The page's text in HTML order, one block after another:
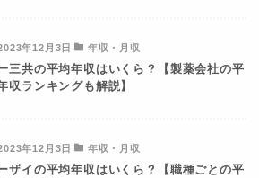
年12月3日 年収・月収
三共の平均年収はいくら？【製薬会社の平
収ランキングも解説】
年12月3日 年収・月収
ザイの平均年収はいくら？【職種ごとの平